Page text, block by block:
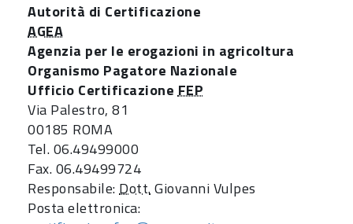
Autorità di Certificazione
AGEA
Agenzia per le erogazioni in agricoltura
Organismo Pagatore Nazionale
Ufficio CertificazioneFEP
Via Palestro, 81
00185 ROMA
Tel. 06.49499000
Fax. 06.49499724
Responsabile:Dott.Giovanni Vulpes
Posta elettronica: